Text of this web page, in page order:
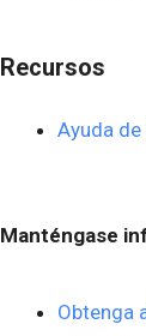
Recursos
Ayuda
Manténgase
Obtenga